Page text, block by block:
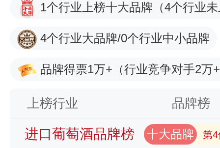
1个行业上榜十大品牌 （4个行业
4个行业大品牌/0个行业中小品牌
品牌得票1万+ （行业竞争对手2万
上榜行业 品牌榜
进口葡萄酒品牌榜 十大品牌 第4